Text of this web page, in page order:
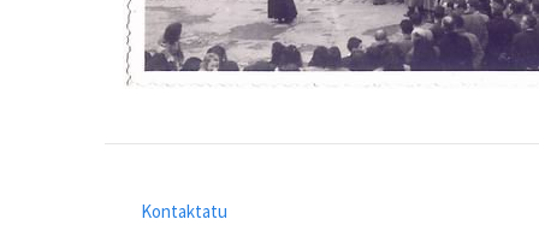
Kontaktatu